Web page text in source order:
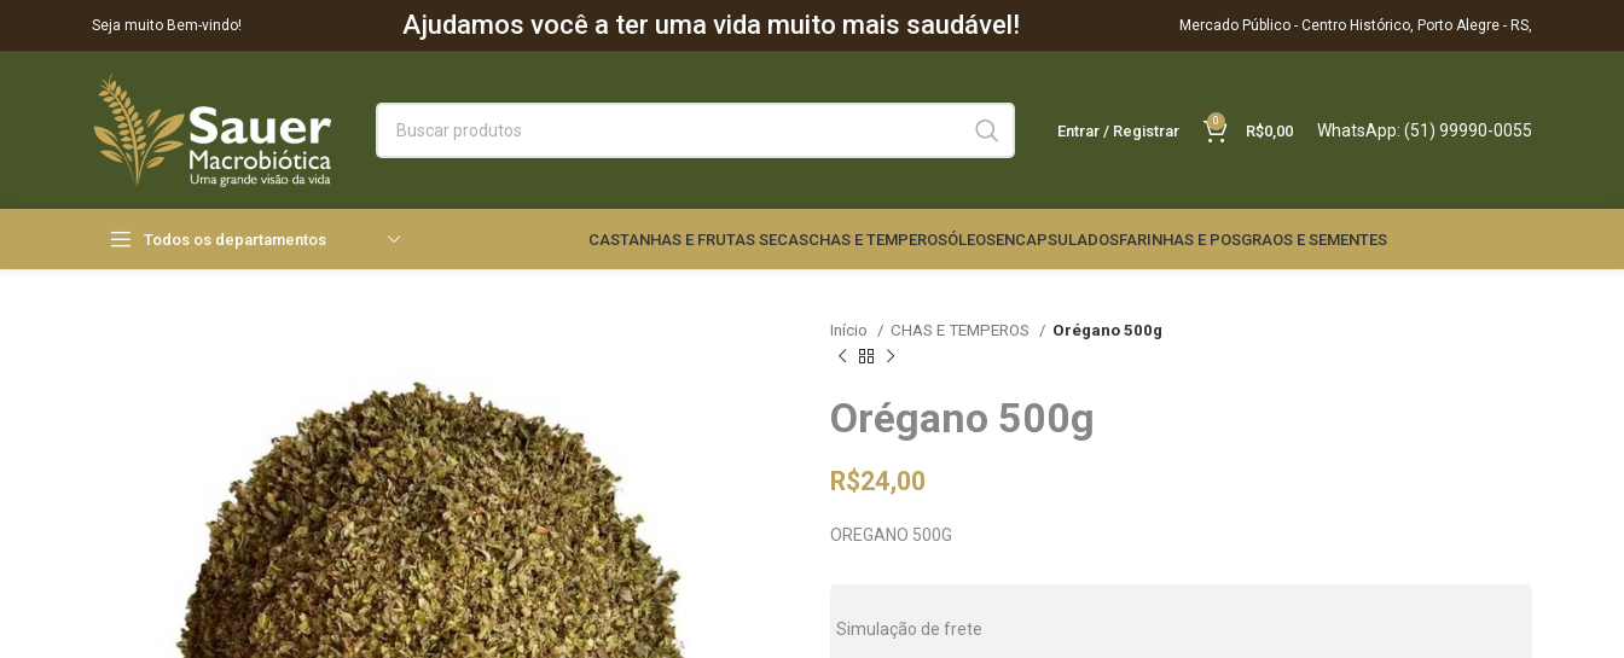
Seja muito Bem-vindo! Ajudamos você a ter uma vida muito mais saudável! Mercado Público - Centro Histórico, Porto Alegre - RS,
Entrar / Registrar
0
R$0,00 WhatsApp: (51) 99990-0055
Todos os departamentos CASTANHAS E FRUTAS SECASCHAS E TEMPEROSÓLEOSENCAPSULADOSFARINHAS E POSGRAOS E SEMENTES
Início CHAS E TEMPEROS Orégano 500g
Orégano 500g
R$24,00
OREGANO 500G
Simulação de frete